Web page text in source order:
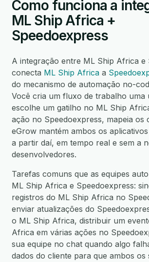
Como funciona a
ML Ship Africa +
Speedoexpress
A integração entre ML Ship Africa e
conecta ML Ship Africa a
do mecanismo de automação no-
Você cria um fluxo de trabalho
escolhe um gatilho no ML Ship
ação no Speedoexpress, mapeia
eGrow mantém ambos os
a partir daí, em tempo real e sem a
desenvolvedores.
Tarefas comuns que as equipes
ML Ship Africa e Speedoexpress:
registros do ML Ship Africa no
enviar atualizações do
o ML Ship Africa, distribuir um
Africa em várias ações no
sua equipe no chat quando algo
dados do cliente para que ambos os